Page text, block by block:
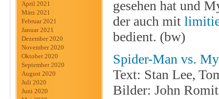
April 2021
März 2021
Februar 2021
Januar 2021
Dezember 2020
November 2020
Oktober 2020
September 2020
August 2020
Juli 2020
Juni 2020
gesehen hat und
der auch mit
bedient. (bw)
Spider-Man vs.
Text: Stan Lee,
Bilder: John